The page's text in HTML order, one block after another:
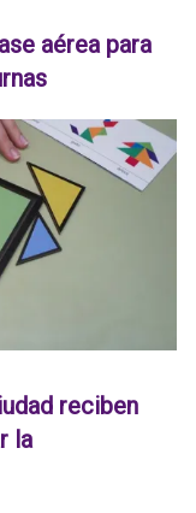
aérea para
reciben
la